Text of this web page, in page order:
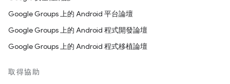
Google Groups 上的 Android 平台論壇
Google Groups 上的 Android 程式開發論壇
Google Groups 上的 Android 程式移植論壇
取得協助